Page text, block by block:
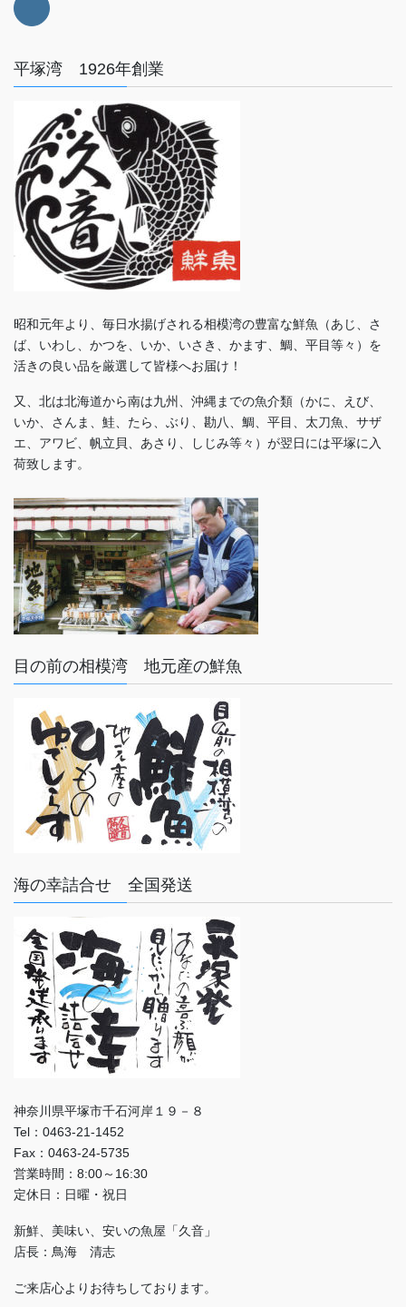
平塚湾 1926年創業
昭和元年より、毎日水揚げされる相模湾の豊富な鮮魚（あじ、さ
ば、いわし、かつを、いか、いさき、かます、鯛、平目等々）を
活きの良い品を厳選して皆様へお届け！
又、北は北海道から南は九州、沖縄までの魚介類（かに、えび、
いか、さんま、鮭、たら、ぶり、勘八、鯛、平目、太刀魚、サザ
エ、アワビ、帆立貝、あさり、しじみ等々）が翌日には平塚に入
荷致します。
目の前の相模湾 地元産の鮮魚
海の幸詰合せ 全国発送
神奈川県平塚市千石河岸１９－８
Tel：0463-21-1452
Fax：0463-24-5735
営業時間：8:00～16:30
定休日：日曜・祝日
新鮮、美味い、安いの魚屋「久音」
店長：鳥海 清志
ご来店心よりお待ちしております。